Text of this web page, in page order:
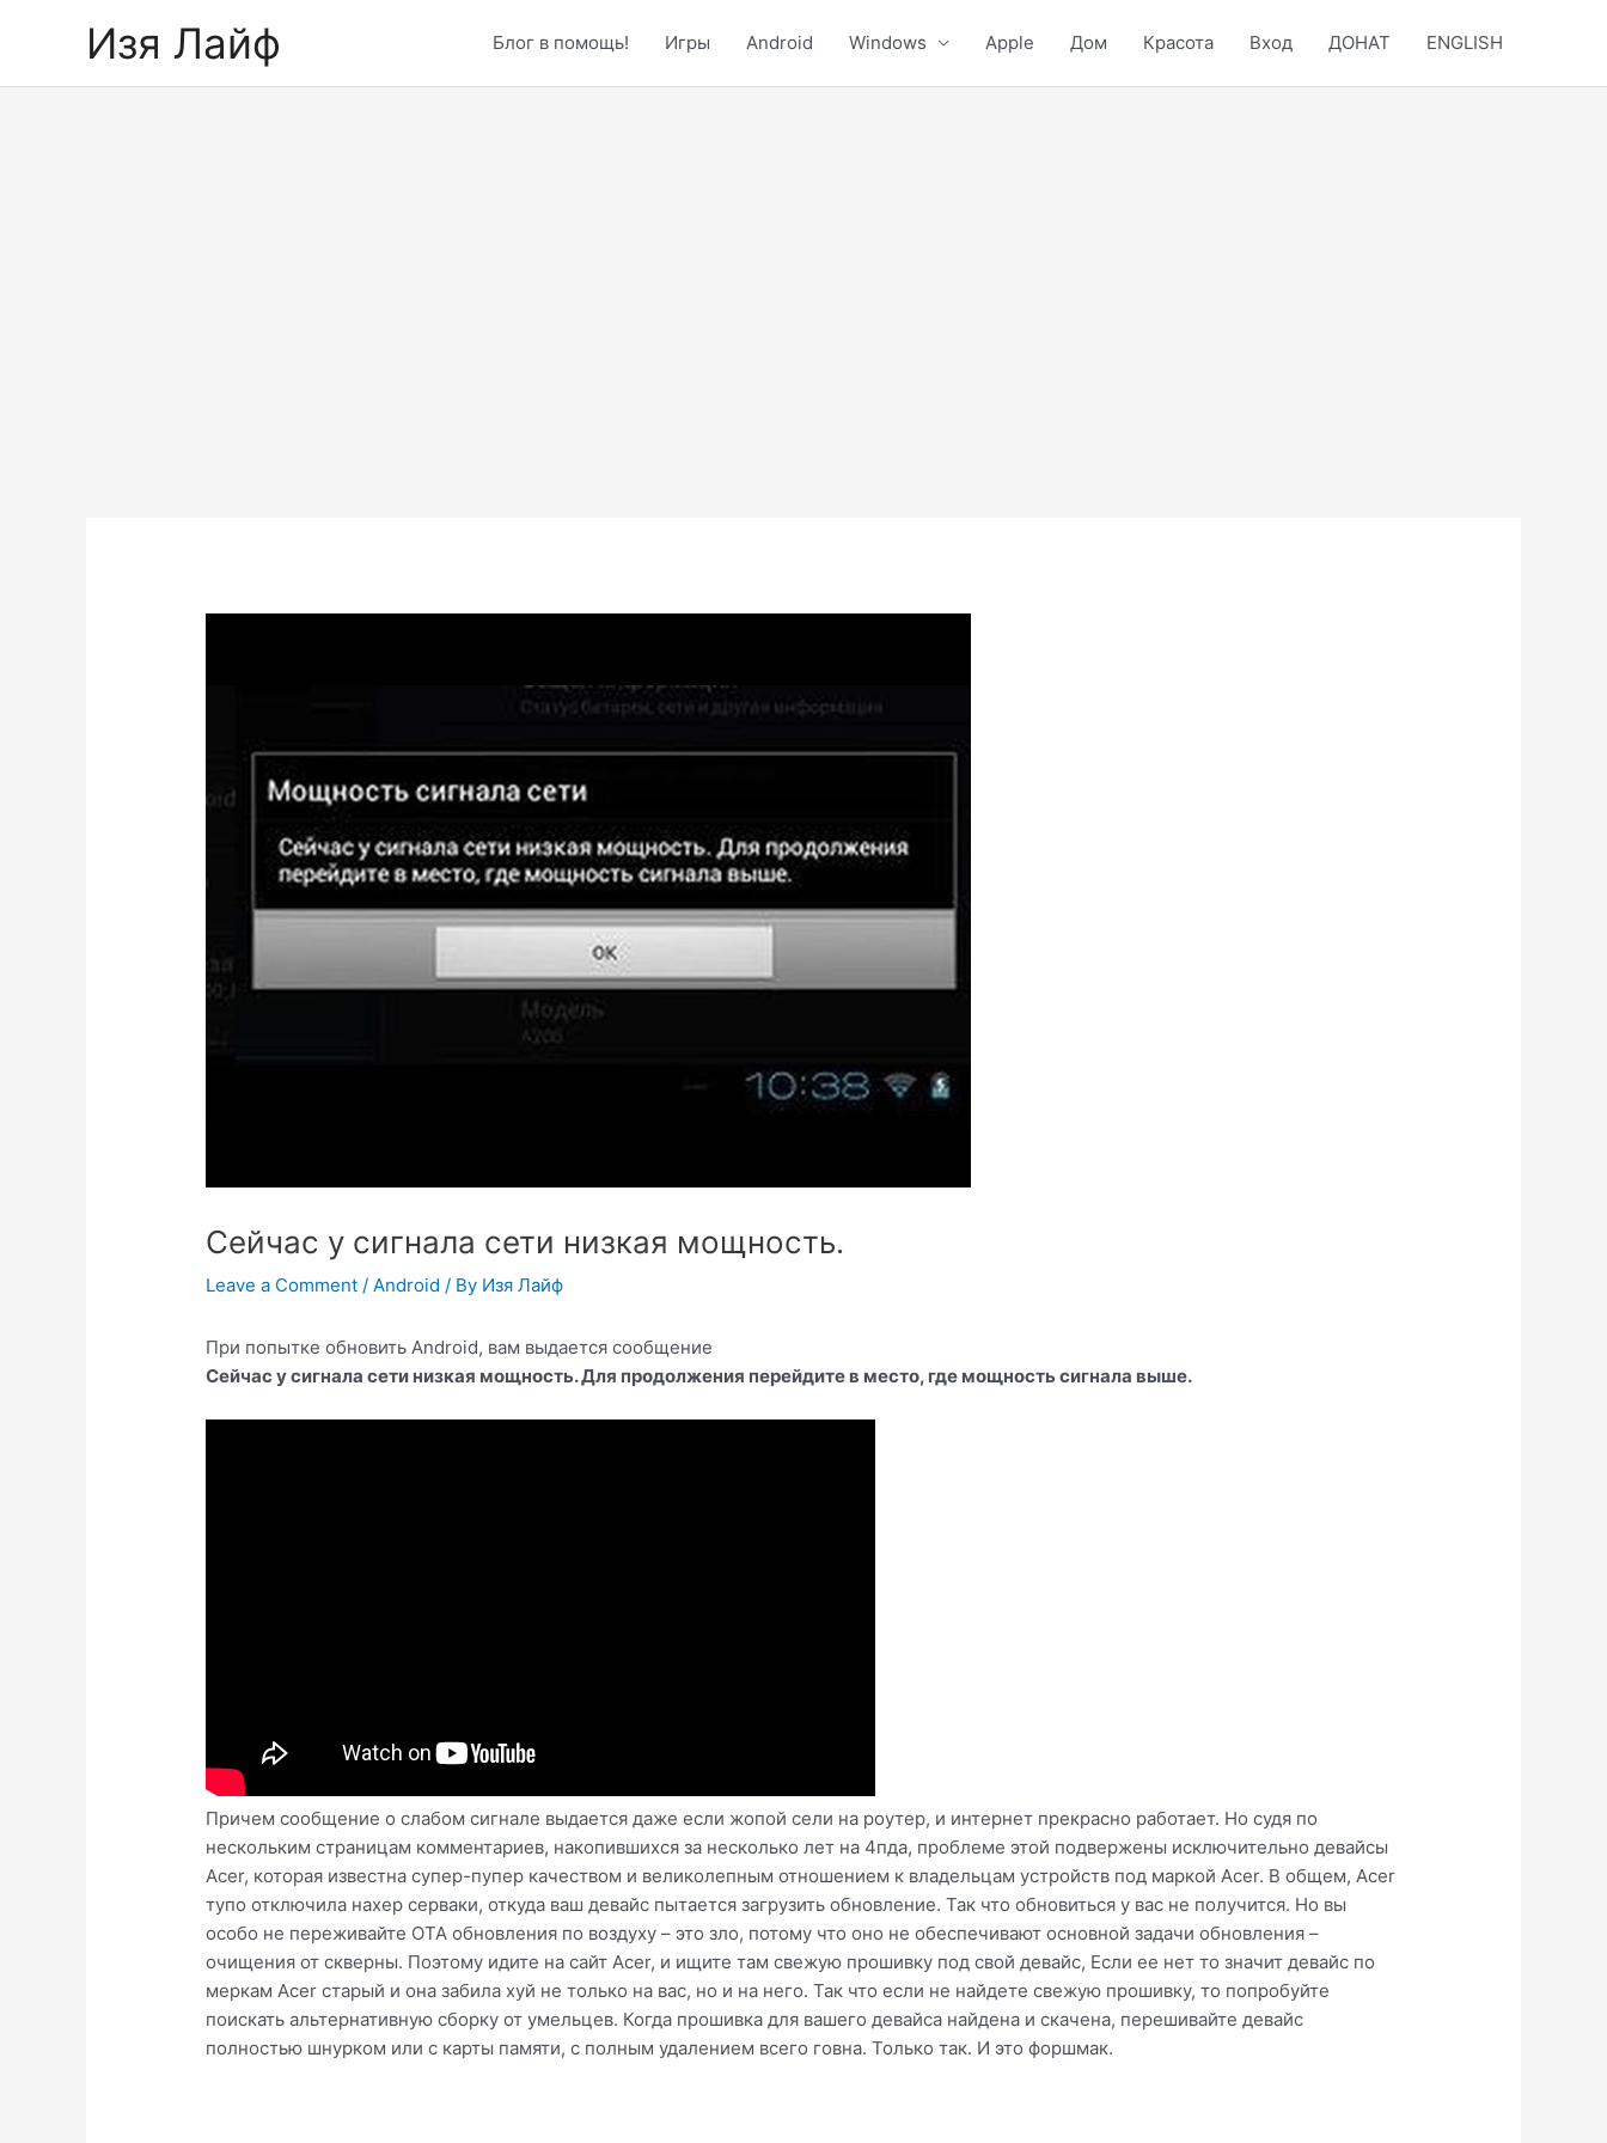
Изя Лайф Блог в помощь! Игры Android Windows Apple Дом Красота Вход ДОНАТ ENGLISH
Сейчас у сигнала сети низкая мощность.
Leave a Comment /Android / By Изя Лайф
При попытке обновить Android, вам выдается сообщение
Сейчас у сигнала сети низкая мощность. Для продолжения перейдите в место, где мощность сигнала выше.
Причем сообщение о слабом сигнале выдается даже если жопой сели на роутер, и интернет прекрасно работает. Но судя по
нескольким страницам комментариев, накопившихся за несколько лет на 4пда, проблеме этой подвержены исключительно девайсы
Acer, которая известна супер-пупер качеством и великолепным отношением к владельцам устройств под маркой Acer. В общем, Acer
тупо отключила нахер серваки, откуда ваш девайс пытается загрузить обновление. Так что обновиться у вас не получится. Но вы
особо не переживайте OTA обновления по воздуху – это зло, потому что оно не обеспечивают основной задачи обновления –
очищения от скверны. Поэтому идите на сайт Acer, и ищите там свежую прошивку под свой девайс, Если ее нет то значит девайс по
меркам Acer старый и она забила хуй не только на вас, но и на него. Так что если не найдете свежую прошивку, то попробуйте
поискать альтернативную сборку от умельцев. Когда прошивка для вашего девайса найдена и скачена, перешивайте девайс
полностью шнурком или с карты памяти, с полным удалением всего говна. Только так. И это форшмак.